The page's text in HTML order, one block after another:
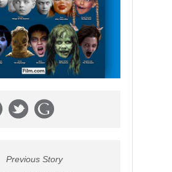
Previous Story